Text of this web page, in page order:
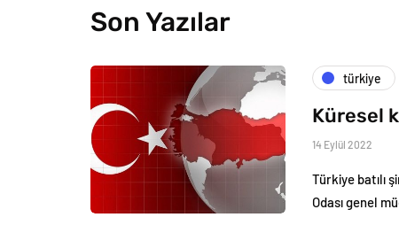
Son Yazılar
türkiye
Küresel
14 Eylül 2022
Türkiye batılı
Odası genel